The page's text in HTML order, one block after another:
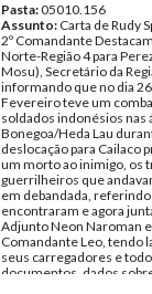
Pasta:05010.156
Assunto: Carta de Rudy
2º Comandante
Norte-Região 4 para
Mosu), Secretário da
informando que no dia
Fevereiro teve um
soldados indonésios nas
Bonegoa/Heda Lau
deslocação para Cailaco
um morto ao inimigo, os
guerrilheiros que
em debandada, referindo
encontraram e agora
Adjunto Neon Naroman
Comandante Leo, tendo
seus carregadores e
documentos, dados